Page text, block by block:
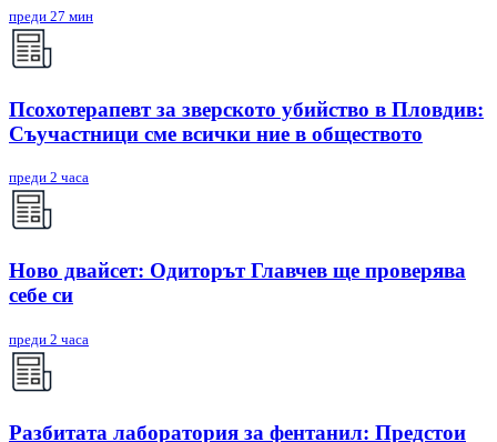
преди 27 мин
Псохотерапевт за зверското убийство в Пловдив:
Съучастници сме всички ние в обществото
преди 2 часа
Ново двайсет: Одиторът Главчев ще проверява
себе си
преди 2 часа
Разбитата лаборатория за фентанил: Предстои